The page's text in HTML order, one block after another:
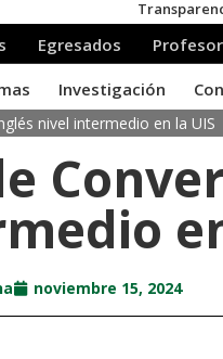
nivel intermedio en la UIS
noviembre 15, 2024